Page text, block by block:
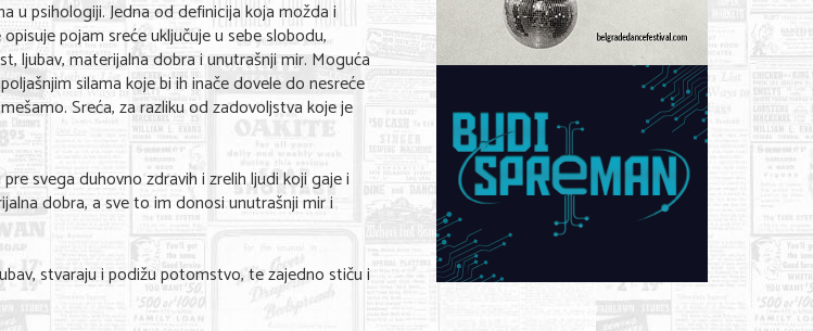
u psihologiji. Jedna od definicija koja možda i
pojam sreće uključuje u sebe slobodu,
ljubav, materijalna dobra i unutrašnji mir. Moguća
silama koje bi ih inače dovele do nesreće
Sreća, za razliku od zadovoljstva koje je
svega duhovno zdravih i zrelih ljudi koji gaje i
dobra, a sve to im donosi unutrašnji mir i
stvaraju i podižu potomstvo, te zajedno stiču i